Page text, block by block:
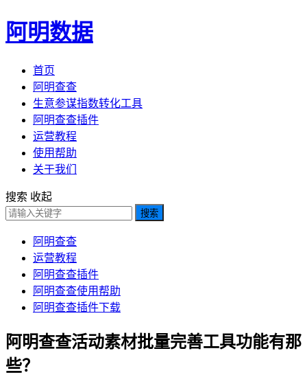
阿明数据
首页
阿明查查
生意参谋指数转化工具
阿明查查插件
运营教程
使用帮助
关于我们
搜索 收起
搜索
阿明查查
运营教程
阿明查查插件
阿明查查使用帮助
阿明查查插件下载
阿明查查活动素材批量完善工具功能有那
些？